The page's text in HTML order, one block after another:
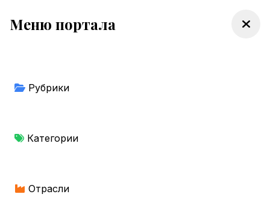
Меню портала
Рубрики
Категории
Отрасли